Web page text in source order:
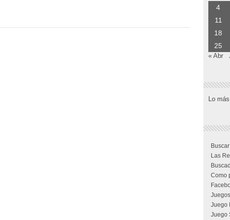
4
11
18
25
« Abr
Lo
Las
Como
Juego
Juego